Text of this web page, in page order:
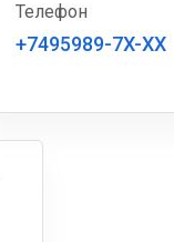
Телефон
+7495989-7X-XX